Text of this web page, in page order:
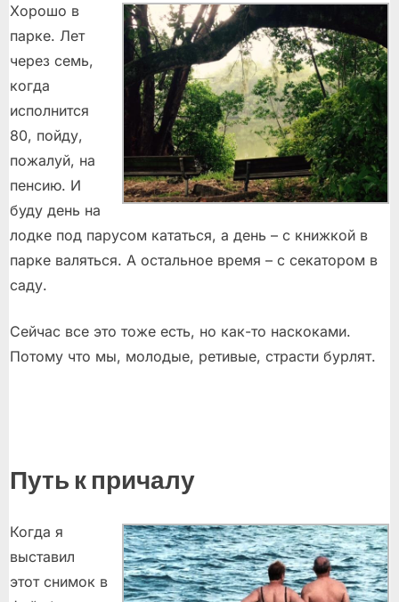
Хорошо в
парке. Лет
через семь,
когда
исполнится
80, пойду,
пожалуй, на
пенсию. И
буду день на
лодке под парусом кататься, а день – с книжкой в
парке валяться. А остальное время – с секатором в
саду.
Сейчас все это тоже есть, но как-то наскоками.
Потому что мы, молодые, ретивые, страсти бурлят.
Путь к причалу
Когда я
выставил
этот снимок в